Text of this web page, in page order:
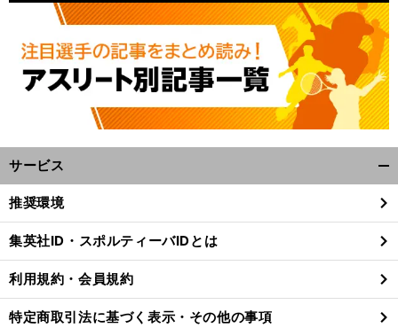
前
へ
サービス
閉
る
推奨環境
集英社ID・スポルティーバIDとは
利用規約・会員規約
特定商取引法に基づく表示・その他の事項